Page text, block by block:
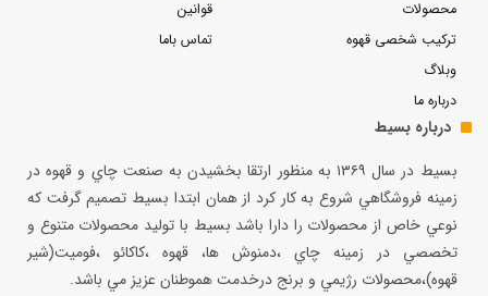
محصولات
ترکیب شخصی قهوه
وبلاگ
درباره ما
قوانین
تماس باما
درباره بسیط
بسيط در سال ۱۳۶۹ به منظور ارتقا بخشيدن به صنعت چاي و قهوه در
زمينه فروشگاهي شروع به كار كرد از همان ابتدا بسيط تصميم گرفت كه
نوعي خاص از محصولات را دارا باشد بسيط با توليد محصولات متنوع و
تخصصي در زمينه چاي ،دمنوش ها، قهوه ،كاكائو ،فوميت(شير
قهوه)،محصولات رژيمي و برنج درخدمت هموطنان عزيز مي باشد.